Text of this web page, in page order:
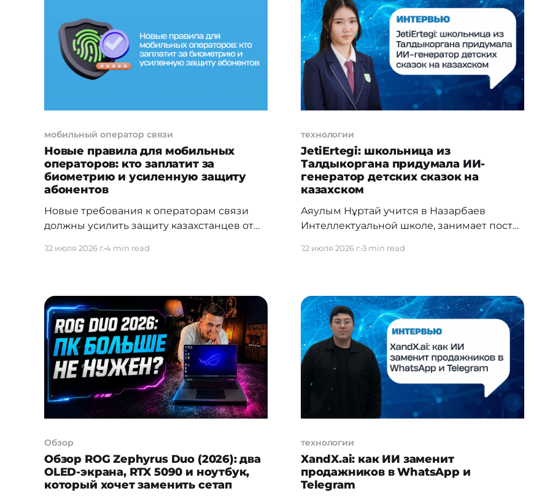
технологий он называет киборгами. Мади,
CyborgBase сегодня — это уже не просто
технологический стартап,
первый матч организовали вручную — но
мобильный оператор связи
Новые правила для мобильных
операторов: кто заплатит за
биометрию и усиленную защиту
абонентов
Новые требования к операторам связи
должны усилить защиту казахстанцев от
оформления SIM-карт и случайного
биометрическую идентификацию,
обмениваться данными с Антифрод-
центром Национального банка,
перестраивать процедуру подключения
дополнительных услуг и адаптировать
внутренние системы к новым правилам.
Для абонентов эти изменения означают
дополнительную защиту и
22 июля 2026 г.4 min read
технологии
JetiErtegi: школьница из
Талдыкоргана придумала ИИ-
генератор детских сказок на
казахском
Аяулым Нұртай учится в Назарбаев
Интеллектуальной школе, занимает пост
ученическом самоуправлении и
моделирует траектории астероидов. Ей 15
лет. Мы поговорили о том, как это вообще
возможно — и с чего начать тем, кто хочет
в IT, но не знает куда
22 июля 2026 г.3 min read
Обзор
Обзор ROG Zephyrus Duo (2026): два
OLED-экрана, RTX 5090 и ноутбук,
который хочет заменить сетап
технологии
XandX.ai: как ИИ заменит
продажников в WhatsApp и
Telegram